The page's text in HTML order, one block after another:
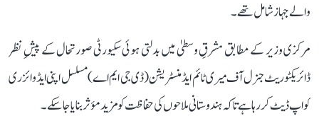
والے جہاز شامل تھے۔
مرکزی وزیر کے مطابق مشرقِ وسطیٰ میں بدلتی ہوئی سکیورٹی صورتحال کے پیشِ نظر
ڈائریکٹوریٹ جنرل آف میری ٹائم ایڈمنسٹریشن (ڈی جی ایم اے) مسلسل اپنی ایڈوائزری
کو اپ ڈیٹ کر رہا ہے تاکہ ہندوستانی ملاحوں کی حفاظت کو مزید مؤثر بنایا جا سکے۔